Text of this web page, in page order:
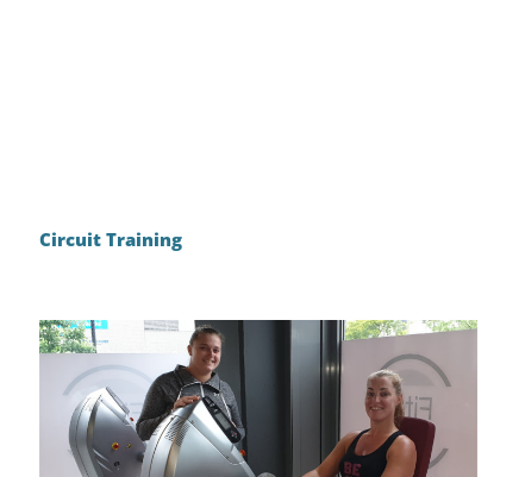
Circuit Training